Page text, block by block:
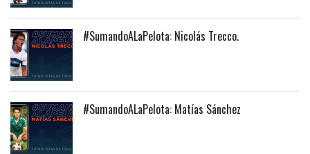
#SumandoALaPelota: Nicolás Trecco.
#SumandoALaPelota: Matías Sánchez